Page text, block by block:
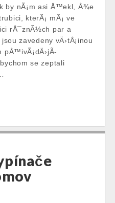
by nÃ¡m asi Å™ekl, Å¾e
kterÃ¡ mÃ¡ ve
rÅ¯znÃ½ch par a
zavedeny vÄ›tÅ¡inou
pÅ™ivÃ¡dÄ›jÃ­
se zeptali